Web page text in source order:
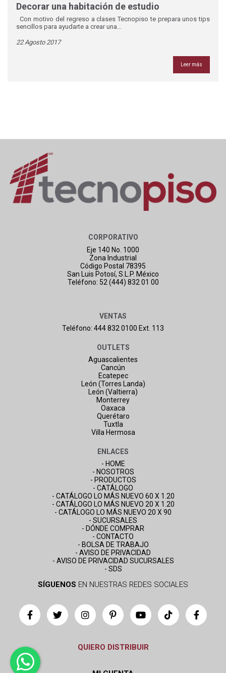
Decorar una habitación de estudio
Con motivo del regreso a clases Tecnopiso te prepara unos tips
sencillos para ayudarte a crear una...
22 Agosto 2017
Leer más
CORPORATIVO
Eje 140 No. 1000
Zona Industrial
Código Postal 78395
San Luis Potosí, S.L.P. México
Teléfono: 52 (444) 832 01 00
VENTAS
Teléfono: 444 832 0100 Ext. 113
OUTLETS
Aguascalientes
Cancún
Ecatepec
León (Torres Landa)
León (Valtierra)
Monterrey
Oaxaca
Querétaro
Tuxtla
Villa Hermosa
ENLACES
- HOME
- NOSOTROS
- PRODUCTOS
- CATÁLOGO
- CATÁLOGO LO MÁS NUEVO 60 X 1.20
- CATÁLOGO LO MÁS NUEVO 20 X 1.20
- CATÁLOGO LO MÁS NUEVO 20 X 90
- SUCURSALES
- DÓNDE COMPRAR
- CONTACTO
- BOLSA DE TRABAJO
- AVISO DE PRIVACIDAD
- AVISO DE PRIVACIDAD SUCURSALES
- SDS
SÍGUENOS EN NUESTRAS REDES SOCIALES
QUIERO DISTRIBUIR